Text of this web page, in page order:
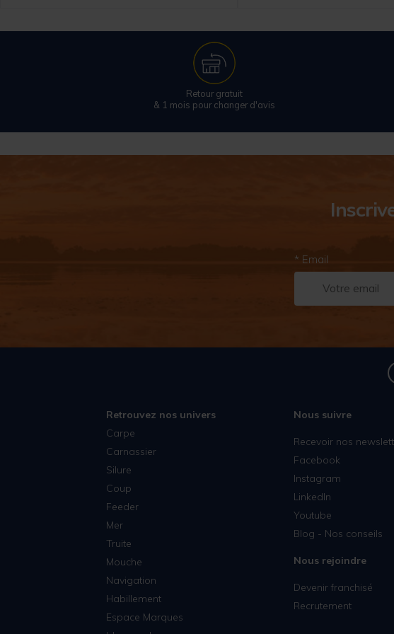
Retour gratuit
& 1 mois pour changer d'avis
* Email
Retrouvez nos univers
Carpe
Carnassier
Silure
Coup
Feeder
Mer
Truite
Mouche
Navigation
Habillement
Espace Marques
Nous suivre
Recevoir nos
Facebook
Instagram
LinkedIn
Youtube
Blog - Nos conseils
Nous rejoindre
Devenir franchisé
Recrutement